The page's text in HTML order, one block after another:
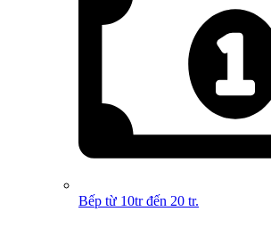
Bếp từ 10tr đến 20 tr.